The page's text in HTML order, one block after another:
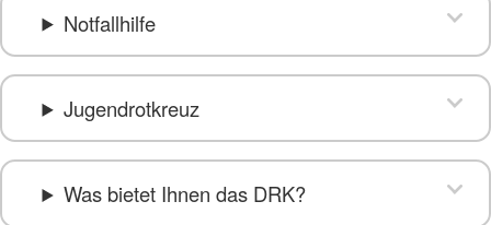
Notfallhilfe
Jugendrotkreuz
Was bietet Ihnen das DRK?